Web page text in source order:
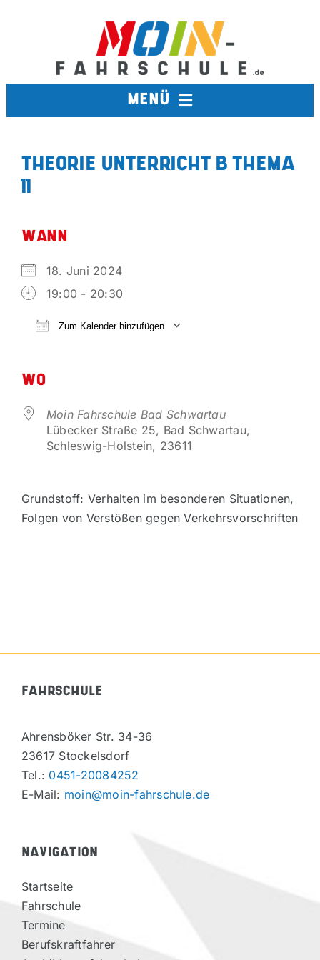
MENÜ
VORTEILSPARTNER
THEORIE UNTERRICHT B THEMA
11
WANN
18. Juni 2024
19:00 - 20:30
Zum Kalender hinzufügen
WO
Moin Fahrschule Bad Schwartau
Lübecker Straße 25, Bad Schwartau,
Schleswig-Holstein, 23611
Grundstoff: Verhalten im besonderen Situationen,
Folgen von Verstößen gegen Verkehrsvorschriften
FAHRSCHULE
Ahrensböker Str. 34-36
23617 Stockelsdorf
Tel.: 0451-20084252
E-Mail: moin@moin-fahrschule.de
NAVIGATION
Startseite
Fahrschule
Termine
Berufskraftfahrer